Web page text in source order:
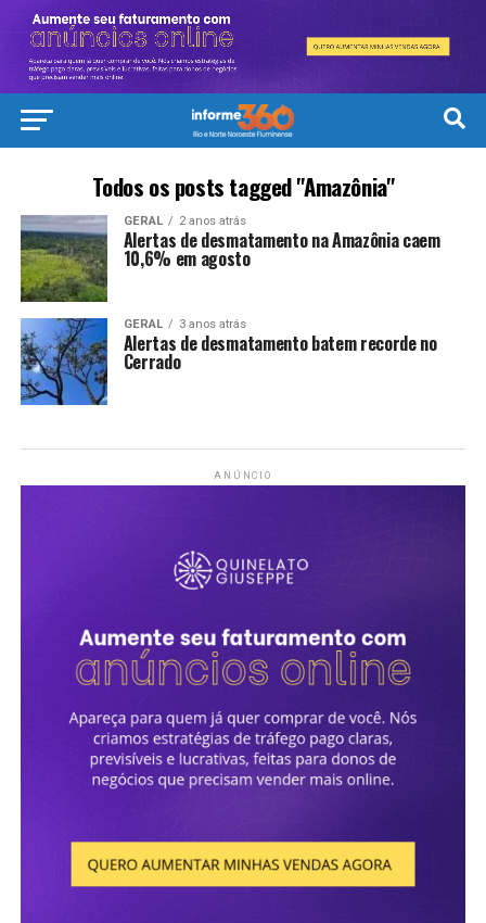
Todos os posts tagged "Amazônia"
GERAL 2 anos atrás
Alertas de desmatamento na Amazônia caem
10,6% em agosto
GERAL 3 anos atrás
Alertas de desmatamento batem recorde no
Cerrado
ANÚNCIO